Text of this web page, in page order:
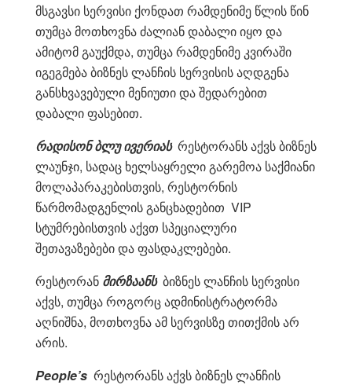
მსგავსი სერვისი ქონდათ რამდენიმე წლის წინ
თუმცა მოთხოვნა ძალიან დაბალი იყო და
ამიტომ გაუქმდა, თუმცა რამდენიმე კვირაში
იგეგმება ბიზნეს ლანჩის სერვისის აღდგენა
განსხვავებული მენიუთი და შედარებით
დაბალი ფასებით.
რადისონ ბლუ ივერიასრესტორანს აქვს ბიზნეს
ლაუნჯი, სადაც ხელსაყრელი გარემოა საქმიანი
მოლაპარაკებისთვის, რესტორნის
წარმომადგენლის განცხადებით VIP
სტუმრებისთვის აქვთ სპეციალური
შეთავაზებები და ფასდაკლებები.
რესტორან მირზაანსბიზნეს ლანჩის სერვისი
აქვს, თუმცა როგორც ადმინისტრატორმა
აღნიშნა, მოთხოვნა ამ სერვისზე თითქმის არ
არის.
People’s რესტორანს აქვს ბიზნეს ლანჩის